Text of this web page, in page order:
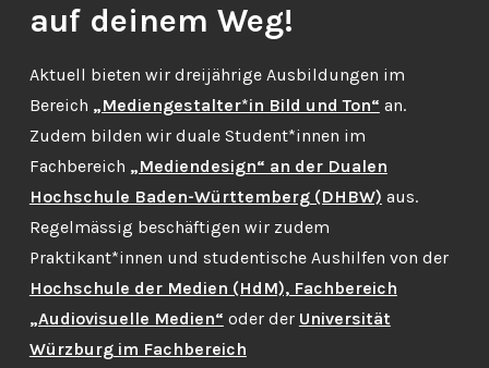
auf deinem Weg!
Aktuell bieten wir dreijährige Ausbildungen im
Bereich „Mediengestalter*in Bild und Ton“ an.
Zudem bilden wir duale Student*innen im
Fachbereich „Mediendesign“ an der Dualen
Hochschule Baden-Württemberg (DHBW) aus.
Regelmässig beschäftigen wir zudem
Praktikant*innen und studentische Aushilfen von der
Hochschule der Medien (HdM), Fachbereich
„Audiovisuelle Medien“ oder der Universität
Würzburg im Fachbereich